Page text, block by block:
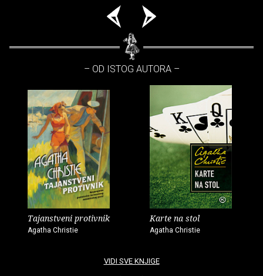
– OD ISTOG AUTORA –
Tajanstveni protivnik
Agatha Christie
Karte na stol
Agatha Christie
VIDI SVE KNJIGE